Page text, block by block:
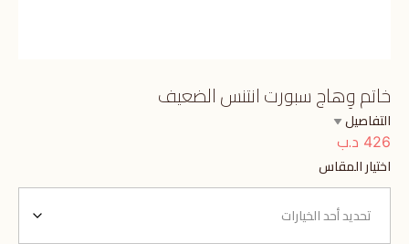
خاتم وِهاج سبورت انتنس الضعيف
التفاصيل
426 د.ب
اختيار المقاس